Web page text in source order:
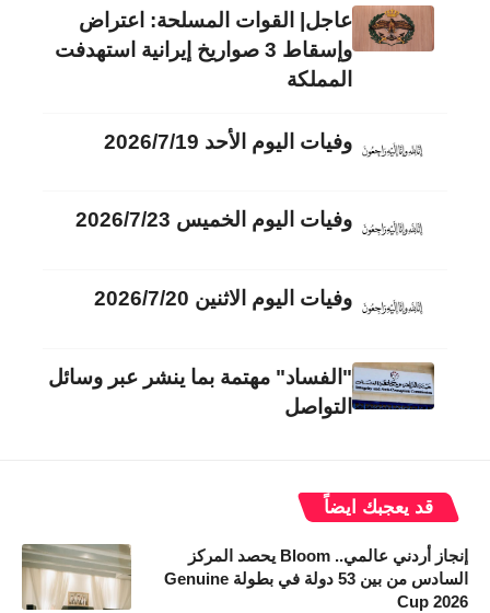
عاجل| القوات المسلحة: اعتراض
وإسقاط 3 صواريخ إيرانية استهدفت
المملكة
وفيات اليوم الأحد 2026/7/19
وفيات اليوم الخميس 2026/7/23
وفيات اليوم الاثنين 2026/7/20
"الفساد" مهتمة بما ينشر عبر وسائل
التواصل
قد يعجبك ايضاً
إنجاز أردني عالمي.. Bloom يحصد المركز
السادس من بين 53 دولة في بطولة Genuine
Cup 2026